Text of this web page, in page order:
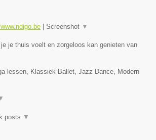
Screenshot ▼
je thuis voelt en zorgeloos kan genieten van
lessen, Klassiek Ballet, Jazz Dance, Modern
posts ▼